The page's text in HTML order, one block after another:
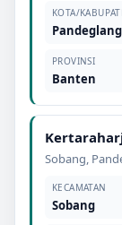
KOTA/
Pandeglang
PROVINSI
Banten
Sobang,
KECAMATAN
Sobang